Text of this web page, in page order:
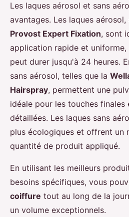
Les laques aérosol et sans
avantages. Les laques
Provost Expert Fixation, sont
application rapide et
peut durer jusqu'à 24 heures.
sans aérosol, telles que la
Hairspray, permettent une
idéale pour les touches
détaillées. Les laques sans
plus écologiques et offrent un
quantité de produit appliqué.
En utilisant les meilleurs
besoins spécifiques, vous
coiffure tout au long de la
un volume exceptionnels.